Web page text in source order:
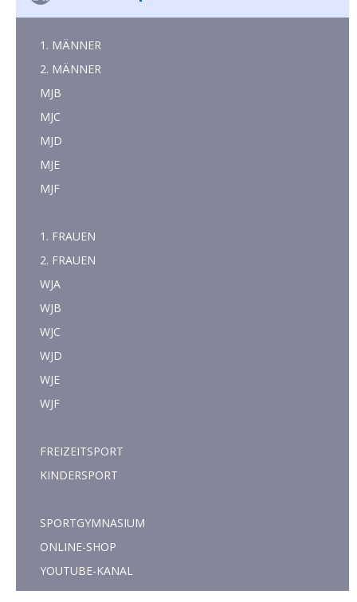
1. MÄNNER
2. MÄNNER
MJB
MJC
MJD
MJE
MJF
1. FRAUEN
2. FRAUEN
WJA
WJB
WJC
WJD
WJE
WJF
FREIZEITSPORT
KINDERSPORT
SPORTGYMNASIUM
ONLINE-SHOP
YOUTUBE-KANAL